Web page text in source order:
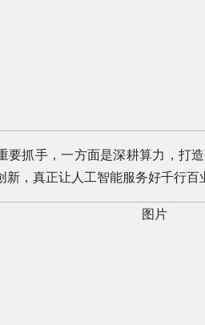
要抓手，一方面是深耕算力，打
，真正让人工智能服务好千行百